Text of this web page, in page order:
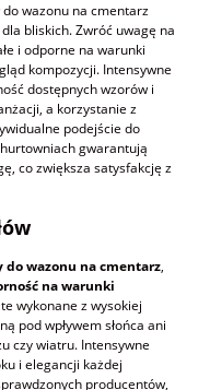
wazonu na cmentarz
bliskich. Zwróć uwagę na
i odporne na warunki
kompozycji. Intensywne
dostępnych wzorów i
a korzystanie z
podejście do
gwarantują
co zwiększa satysfakcję z
do wazonu na cmentarz,
na warunki
wykonane z wysokiej
pod wpływem słońca ani
czy wiatru. Intensywne
i elegancji każdej
producentów,